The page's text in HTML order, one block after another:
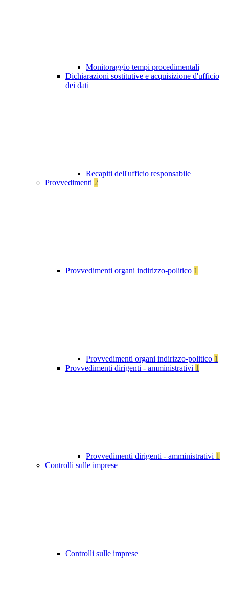
Monitoraggio tempi procedimentali
Dichiarazioni sostitutive e acquisizione d'ufficio
dei dati
Recapiti dell'ufficio responsabile
Provvedimenti 2
Provvedimenti organi indirizzo-politico 1
Provvedimenti organi indirizzo-politico 1
Provvedimenti dirigenti - amministrativi 1
Provvedimenti dirigenti - amministrativi 1
Controlli sulle imprese
Controlli sulle imprese